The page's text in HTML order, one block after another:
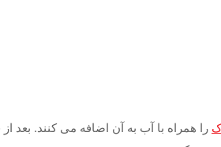
را همراه با آب به آن اضافه می کنند.